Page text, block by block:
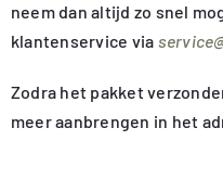
neem dan altijd zo snel
klantenservice via
Zodra het pakket
meer aanbrengen in het